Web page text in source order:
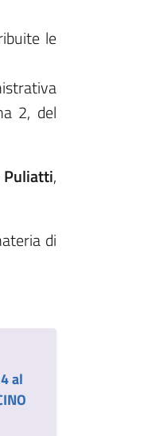
le
2, del
,
di
al